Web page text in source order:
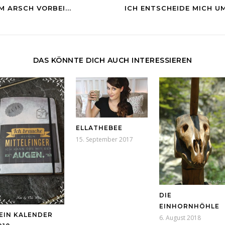
ARSCH VORBEI... ICH ENTSCHEIDE MICH
DAS KÖNNTE DICH AUCH INTERESSIEREN
KALENDER
ELLATHEBEE
15. September 2017
DIE
EINHORNHÖHLE
6. August 2018